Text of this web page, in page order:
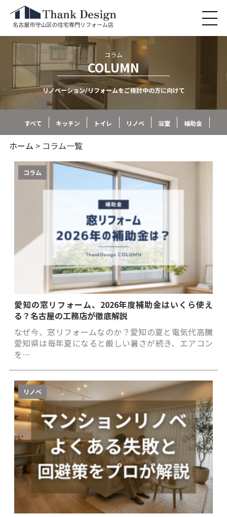
コラム
COLUMN
リノベーション/リフォームをご検討中の方に向けて
すべて キッチン トイレ リノベ 浴室 補助金
ホーム > コラム一覧
コラム
愛知の窓リフォーム、2026年度補助金はいくら使え
る？名古屋の工務店が徹底解説
なぜ今、窓リフォームなのか？愛知の夏と電気代高騰
愛知県は毎年夏になると厳しい暑さが続き、エアコン
を…
リノベ